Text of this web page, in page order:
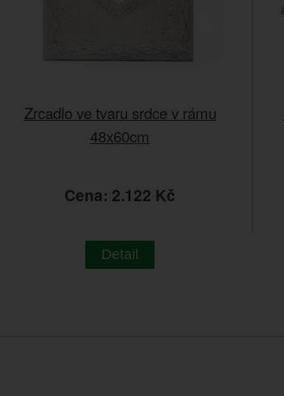
Zrcadlo ve tvaru srdce v rámu
48x60cm
Cena: 2.122 Kč
Detail